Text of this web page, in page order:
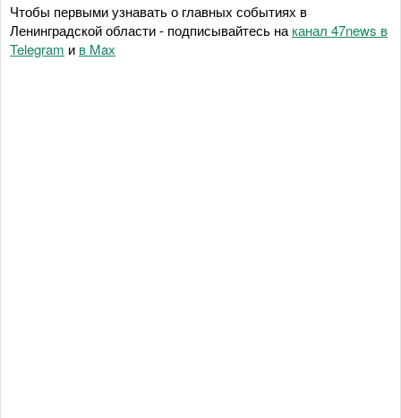
Чтобы первыми узнавать о главных событиях в
Ленинградской области - подписывайтесь на канал 47news в
Telegram и в Maх